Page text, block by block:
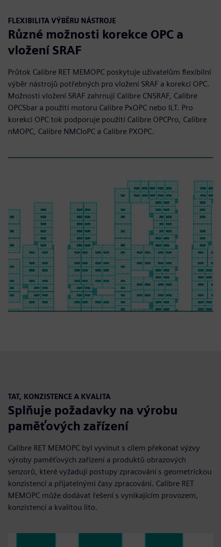
FLEXIBILITA VÝBĚRU NÁSTROJE
Různé možnosti korekce OPC a
vložení SRAF
Průtok Calibre RET MEMOPC poskytuje uživatelům flexibilní
výběr nástrojů potřebných pro vložení SRAF a korekci OPC.
Možnosti vložení SRAF zahrnují Calibre CNSRAF, Calibre
OPCSbar a použití motoru Calibre PxOPC nebo ILT. Pro
korekci OPC tok podporuje použití Calibre OPCPro, Calibre
nMOPC, Calibre NMCloPC a Calibre PXOPC.
TAT, KONZISTENCE A KVALITA
Splňuje požadavky na výrobu
paměťových zařízení
Calibre RET MEMOPC byl vyvinut s cílem překonat výzvy
výroby paměťových zařízení a produktů obrazových
senzorů, které vyžadují postupy zpracování s geometrickou
konzistencí a přijatelnými časy zpracování. Calibre RET
MEMOPC může dodávat řešení s vynikajícím provozem,
konzistencí a kvalitou lito.